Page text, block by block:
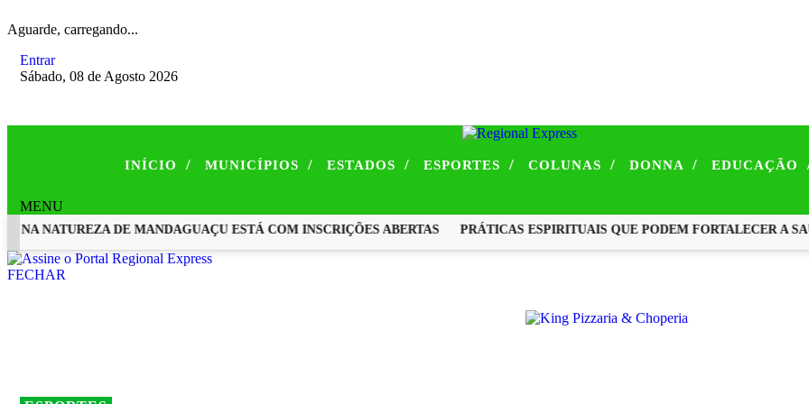
Aguarde, carregando...
Entrar
Sábado, 08 de Agosto 2026
INÍCIO / MUNICÍPIOS / ESTADOS / ESPORTES / COLUNAS / DONNA / EDUCAÇÃO
MENU
NATUREZA DE MANDAGUAÇU ESTÁ COM INSCRIÇÕES ABERTAS PRÁTICAS ESPIRITUAIS QUE PODEM FORTALECER A
EM ALTA
FECHAR